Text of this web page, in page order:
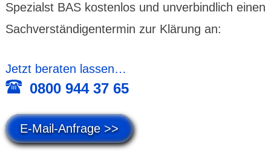
Spezialst BAS kostenlos und unverbindlich einen
Sachverständigentermin zur Klärung an:
Jetzt beraten lassen…
0800 944 37 65
E-Mail-Anfrage >>